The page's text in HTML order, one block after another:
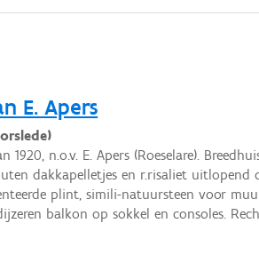
E. Apers
1920, n.o.v. E. Apers (Roeselare).
dakkapelletjes en r.risaliet
plint, simili-natuursteen voor
balkon op sokkel en consoles.